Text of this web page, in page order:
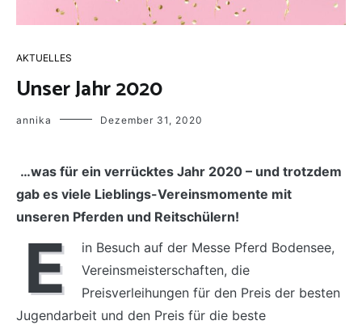
AKTUELLES
Unser Jahr 2020
annika Dezember 31, 2020
…was für ein verrücktes Jahr 2020 – und trotzdem
gab es viele Lieblings-Vereinsmomente mit
unseren Pferden und Reitschülern!
E
in Besuch auf der Messe Pferd Bodensee,
Vereinsmeisterschaften, die
Preisverleihungen für den Preis der besten
Jugendarbeit und den Preis für die beste